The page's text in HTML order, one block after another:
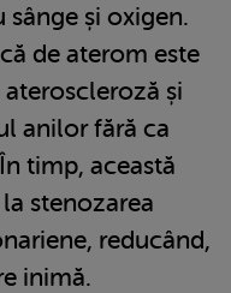
și oxigen.
de aterom este
și
anilor fără ca
timp, această
stenozarea
reducând,
inimă.